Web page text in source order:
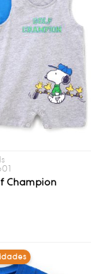
Champion